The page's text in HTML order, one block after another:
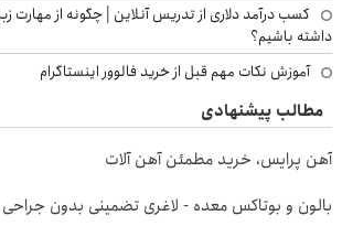
کسب درآمد دلاری از تدریس آنلاین | چگونه از مهارت
داشته باشیم؟
آموزش نکات مهم قبل از خرید فالوور اینستاگرام
مطالب پیشنهادی
آهن پرایس، خرید مطمئن آهن آلات
بالون و بوتاکس معده - لاغری تضمینی بدون جراحی